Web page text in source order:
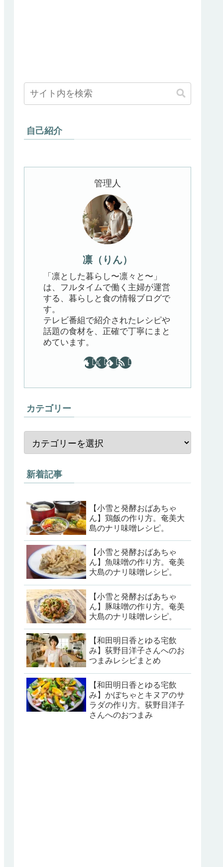
自己紹介
管理人
凛（りん）
「凛とした暮らし〜凛々と〜」
は、フルタイムで働く主婦が運営
する、暮らしと食の情報ブログで
す。
テレビ番組で紹介されたレシピや
話題の食材を、正確で丁寧にまと
めています。
カテゴリー
新着記事
【小雪と発酵おばあちゃ
ん】鶏飯の作り方。奄美大
島のナリ味噌レシピ。
【小雪と発酵おばあちゃ
ん】魚味噌の作り方。奄美
大島のナリ味噌レシピ。
【小雪と発酵おばあちゃ
ん】豚味噌の作り方。奄美
大島のナリ味噌レシピ。
【和田明日香とゆる宅飲
み】荻野目洋子さんへのお
つまみレシピまとめ
【和田明日香とゆる宅飲
み】かぼちゃとキヌアのサ
ラダの作り方。荻野目洋子
さんへのおつまみ